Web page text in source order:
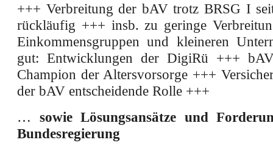
+++ Verbreitung der bAV trotz BRSG I
rückläufig +++ insb. zu geringe
Einkommensgruppen und kleineren
gut: Entwicklungen der DigiRü +++
Champion der Altersvorsorge +++
der bAV entscheidende Rolle +++
… sowie Lösungsansätze und
Bundesregierung